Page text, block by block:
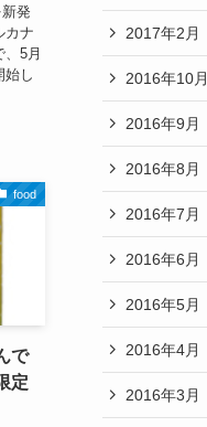
発
カナ
5月
始し
food
で
定
2017年2月
2016年10月
2016年9月
2016年8月
2016年7月
2016年6月
2016年5月
2016年4月
2016年3月